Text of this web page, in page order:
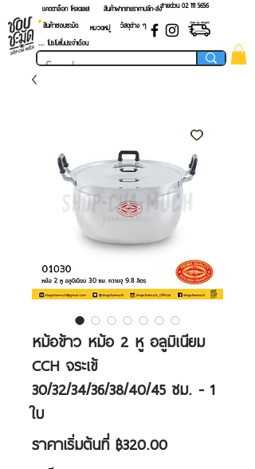
แคตตาล็อก โหลดเลย! สายด่วน 02 ​111 5656
สินค้าฝากขายราคาปลีก-ส่ง
สินค้าชอบชะมัด
หมวดหมู่
วัสดุต่าง ๆ
.... โปรโมชั่นประจำเดือน
หม้อข้าว หม้อ 2 หู อลูมิเนียม
CCH จระเข้
30/32/34/36/38/40/45 ซม. - 1
ใบ
ราคาเริ่มต้นที่ ฿320.00ราคา